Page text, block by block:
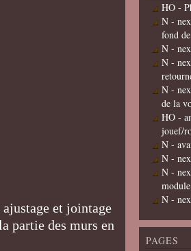
et jointage
partie des murs en
HO -
N -
fond
N -
N -
N -
de la
HO -
jouef/
N -
N -
N -
N -
PAGES